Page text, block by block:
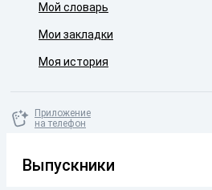
Мой словарь
Мои закладки
Моя история
Приложение
на телефон
Выпускники